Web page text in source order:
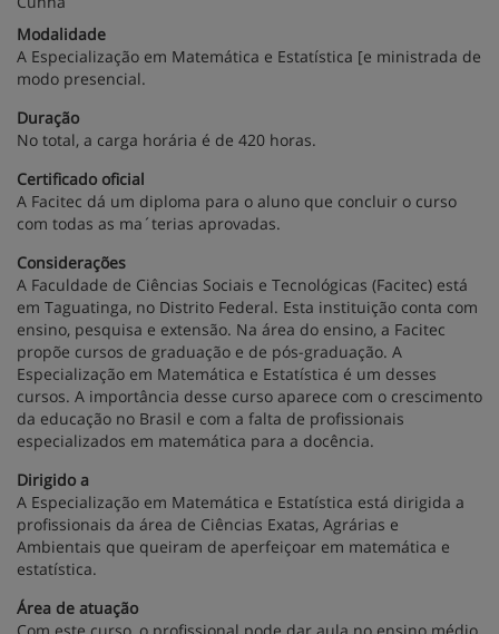
Modalidade
A Especialização em Matemática e Estatística [e ministrada de
modo presencial.
Duração
No total, a carga horária é de 420 horas.
Certificado oficial
A Facitec dá um diploma para o aluno que concluir o curso
com todas as ma´terias aprovadas.
Considerações
A Faculdade de Ciências Sociais e Tecnológicas (Facitec) está
em Taguatinga, no Distrito Federal. Esta instituição conta com
ensino, pesquisa e extensão. Na área do ensino, a Facitec
propõe cursos de graduação e de pós-graduação. A
Especialização em Matemática e Estatística é um desses
cursos. A importância desse curso aparece com o crescimento
da educação no Brasil e com a falta de profissionais
especializados em matemática para a docência.
Dirigido a
A Especialização em Matemática e Estatística está dirigida a
profissionais da área de Ciências Exatas, Agrárias e
Ambientais que queiram de aperfeiçoar em matemática e
estatística.
Área de atuação